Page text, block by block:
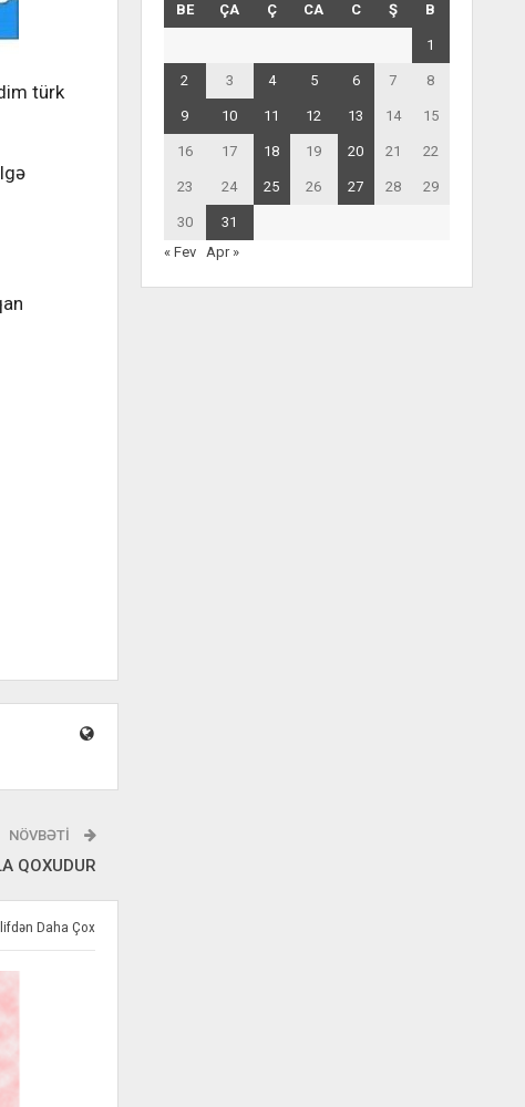
türk
NÖVBƏTI
QOXUDUR
Daha Çox
BE ÇA Ç CA C Ş B
1
2 3 4 5 6 7 8
9 10 11 12 13 14 15
16 17 18 19 20 21 22
23 24 25 26 27 28 29
30
31
« Fev
Apr »